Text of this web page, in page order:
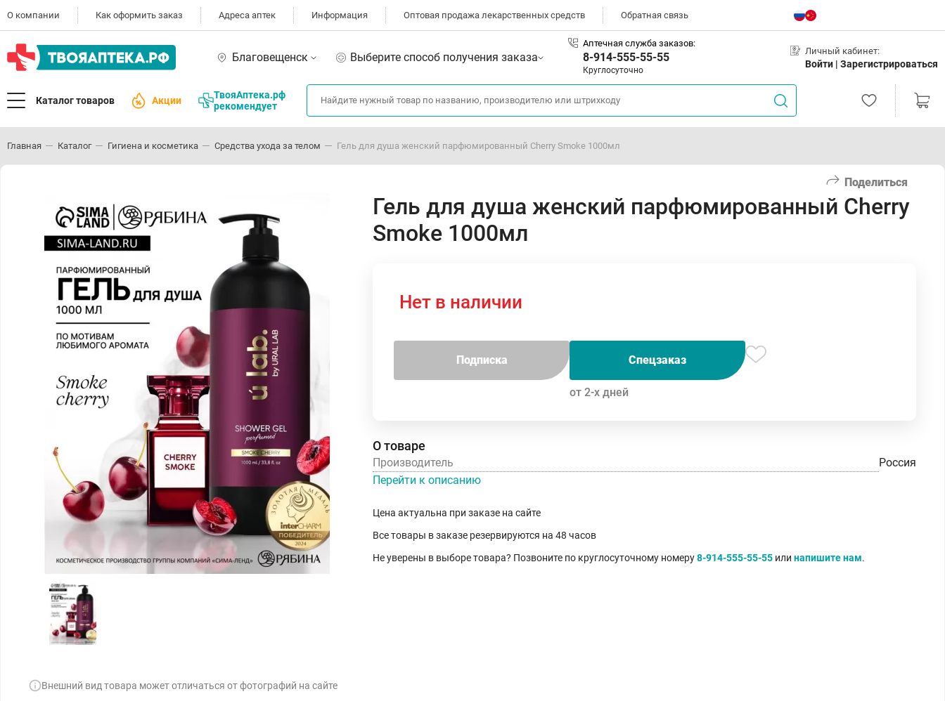
О компании Как оформить заказ Адреса аптек Информация Оптовая продажа лекарственных средств Обратная связь
Благовещенск Выберите способ получения заказа
Аптечная служба заказов:
8-914-555-55-55
Круглосуточно
Личный кабинет:
Войти | Зарегистрироваться
Каталог товаров Акции
ТвояАптека.рф
рекомендует
Главная Каталог Гигиена и косметика Средства ухода за телом Гель для душа женский парфюмированный Cherry Smoke 1000мл
Поделиться
Внешний вид товара может отличаться от фотографий на сайте
Гель для душа женский парфюмированный Cherry
Smoke 1000мл
Нет в наличии
Подписка Спецзаказ
от 2-х дней
О товаре
Производитель
Россия
Перейти к описанию
Цена актуальна при заказе на сайте
Все товары в заказе резервируются на 48 часов
Не уверены в выборе товара? Позвоните по круглосуточному номеру8-914-555-55-55 или напишите нам.